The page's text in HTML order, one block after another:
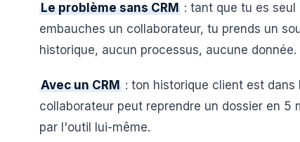
Le problème sans CRM : tant que tu es
embauches un collaborateur, tu prends un
historique, aucun processus, aucune donnée.
Avec un CRM : ton historique client est
collaborateur peut reprendre un dossier en 5
par l'outil lui-même.